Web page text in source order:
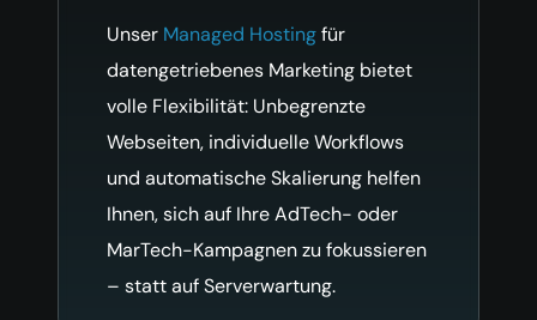
Unser Managed Hostingfür
datengetriebenes Marketing bietet
volle Flexibilität: Unbegrenzte
Webseiten, individuelle Workflows
und automatische Skalierung helfen
Ihnen, sich auf Ihre AdTech- oder
MarTech-Kampagnen zu fokussieren
– statt auf Serverwartung.